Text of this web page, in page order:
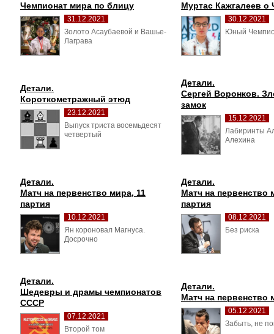
Чемпионат мира по блицу
31.12.2021
Золото Асаубаевой и Вашье-
Лаграва
Муртас Кажгалеев о
30.12.2021
Юный
Детали.
Короткометражный этюд
23.12.2021
Выпуск триста восемьдесят
четвертый
Детали.
Сергей Воронков.
замок
15.12.2021
Лабиринты
Алехина
Детали.
Матч на первенство мира, 11
партия
10.12.2021
Ян короновал Магнуса.
Досрочно
Детали.
Матч на первенство
партия
08.12.2021
Без риска
Детали.
Шедевры и драмы чемпионатов
СССР
07.12.2021
Второй том
Детали.
Матч на первенство
05.12.2021
Забыть, не